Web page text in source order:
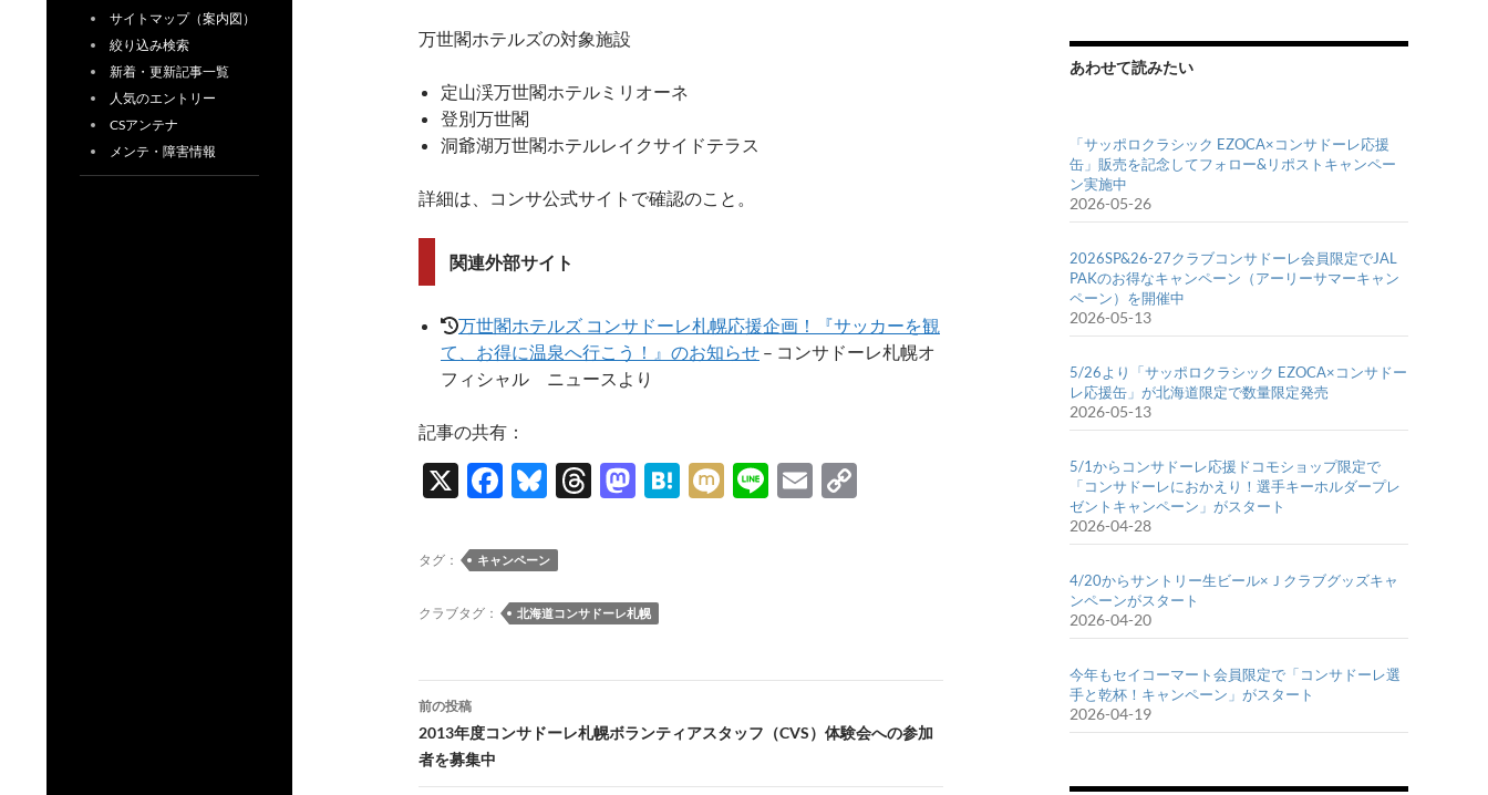
万世閣ホテルズの対象施設
定山渓万世閣ホテルミリオーネ
登別万世閣
洞爺湖万世閣ホテルレイクサイドテラス
詳細は、コンサ公式サイトで確認のこと。
関連外部サイト
万世閣ホテルズ コンサドーレ札幌応援企画！『サッカーを観
て、お得に温泉へ行こう！』のお知らせ – コンサドーレ札幌オ
フィシャル ニュースより
記事の共有：
X
F
e
o
k
Bl
es
y
T
ds
M
o
H
M Li
E
k
タグ： キャンペーン
クラブタグ： 北海道コンサドーレ札幌
投
稿
ナ
前の投稿
2013年度コンサドーレ札幌ボランティアスタッフ（CVS）体験会への参加
者を募集中
あわせて読みたい
「サッポロクラシック EZOCA×コンサドーレ応援
缶」販売を記念してフォロー&リポストキャンペー
ン実施中
2026-05-26
2026SP&26-27クラブコンサドーレ会員限定でJAL
PAKのお得なキャンペーン（アーリーサマーキャン
ペーン）を開催中
2026-05-13
5/26より「サッポロクラシック EZOCA×コンサドー
レ応援缶」が北海道限定で数量限定発売
2026-05-13
5/1からコンサドーレ応援ドコモショップ限定で
「コンサドーレにおかえり！選手キーホルダープレ
ゼントキャンペーン」がスタート
2026-04-28
4/20からサントリー生ビール×Ｊクラブグッズキャ
ンペーンがスタート
2026-04-20
今年もセイコーマート会員限定で「コンサドーレ選
手と乾杯！キャンペーン」がスタート
2026-04-19
サイトマップ（案内図）
絞り込み検索
新着・更新記事一覧
人気のエントリー
CSアンテナ
メンテ・障害情報